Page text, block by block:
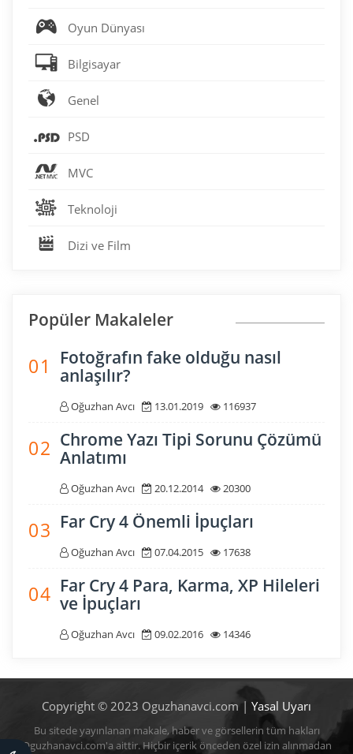
Oyun Dünyası
Bilgisayar
Genel
PSD
MVC
Teknoloji
Dizi ve Film
Popüler Makaleler
0 1
Fotoğrafın fake olduğu nasıl
anlaşılır?
Oğuzhan Avcı 13.01.2019 116937
0 2 Chrome Yazı Tipi Sorunu Çözümü
Anlatımı
Oğuzhan Avcı 20.12.2014 20300
0 3 Far Cry 4 Önemli İpuçları
Oğuzhan Avcı 07.04.2015 17638
0 4 Far Cry 4 Para, Karma, XP Hileleri
ve İpuçları
Oğuzhan Avcı 09.02.2016 14346
Copyright © 2023 Oguzhanavci.com | Yasal Uyarı
Bu sitede yayınlanan makale, haber ve görsellerin tüm hakları
Oguzhanavci.com'a aittir. Hiçbir içerik önceden özel izin alınmadan